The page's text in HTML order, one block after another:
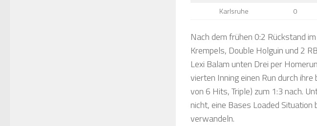
Karlsruhe
0
Nach dem frühen 0:2 Rückstand
Krempels, Double Holguin und 2
Lexi Balam unten Drei per
vierten Inning einen Run durch
von 6 Hits, Triple) zum 1:3 nach.
nicht, eine Bases Loaded Situation
verwandeln.